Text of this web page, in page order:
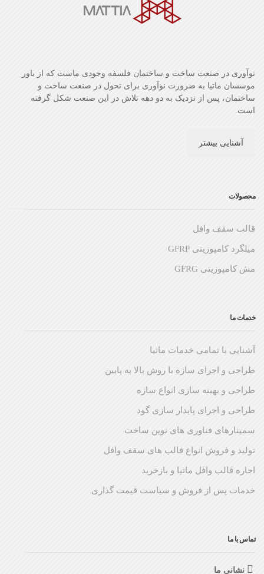
نوآوری در صنعت ساخت و ساختمان فلسفه وجودی ماست که از باور
موسسان ماتیا به ضرورت نوآوری برای تحول در صنعت ساخت و
ساختمان، پس از نزدیک به دو دهه تلاش در این صنعت شکل گرفته
است.
آشنایی بیشتر
محصولات
قالب سقف وافل
میلگرد کامپوزیتی GFRP
مش کامپوزیتی GFRG
خدمات ما
آشنایی با تمامی خدمات ماتیا
طراحی و اجرای سازه با روش بالا به پایین
طراحی و بهینه سازی انواع سازه
طراحی و اجرای پایدار سازی گود
سمینارهای فناوری های نوین ساخت
تولید و فروش انواع قالب های سقف وافل
اجاره قالب وافل ماتیا و بازخرید
خدمات پس از فروش و سیاست قیمت گذاری
تماس با ما
نشانی ما